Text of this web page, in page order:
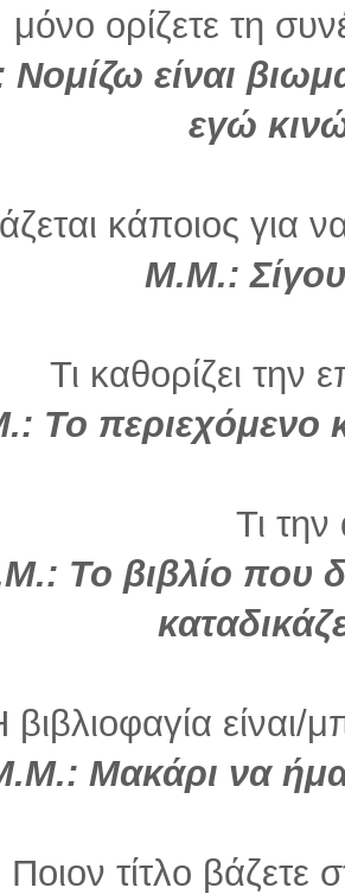
μόνο ορίζετε τη
Νομίζω είναι
εγώ
κάποιος για
Μ.Μ.:
Τι καθορίζει την
Το
Τι
Το βιβλίο που
βιβλιοφαγία είναι/
Μακάρι να
Ποιον τίτλο βάζετε